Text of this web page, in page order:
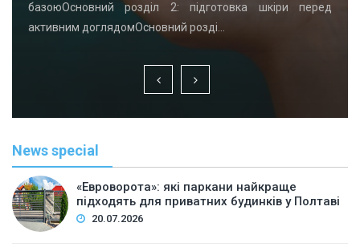
базоюОсновний розділ 2: підготовка шкіри перед
активним доглядомОсновний розді…
News special
«Евроворота»: які паркани найкраще
підходять для приватних будинків у Полтаві
20.07.2026